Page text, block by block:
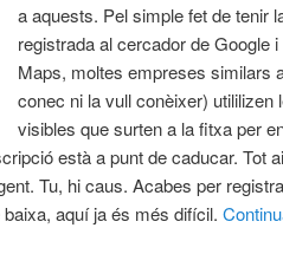
a aquests. Pel simple fet de tenir
registrada al cercador de Google
Maps, moltes empreses similars
conec ni la vull conèixer) utililizen
visibles que surten a la fitxa per
està a punt de caducar. Tot
Tu, hi caus. Acabes per
baixa, aquí ja és més difícil.